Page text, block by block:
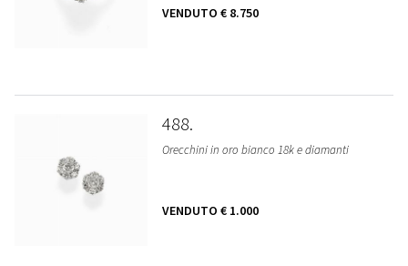
VENDUTO € 8.750
488
Orecchini in oro bianco 18k e diamanti
VENDUTO € 1.000